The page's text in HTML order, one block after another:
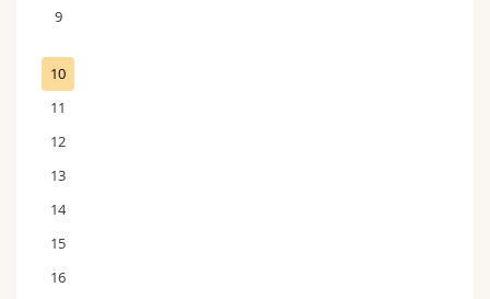
9
10
11
12
13
14
15
16